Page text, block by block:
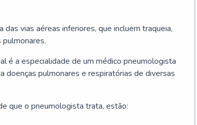
das vias aéreas inferiores, que incluem traqueia,
é a especialidade de um médico pneumologista
doenças pulmonares e respiratórias de diversas
que o pneumologista trata, estão: